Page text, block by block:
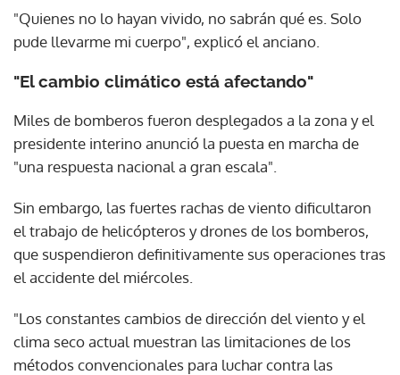
"Quienes no lo hayan vivido, no sabrán qué es. Solo
pude llevarme mi cuerpo", explicó el anciano.
"El cambio climático está afectando"
Miles de bomberos fueron desplegados a la zona y el
presidente interino anunció la puesta en marcha de
"una respuesta nacional a gran escala".
Sin embargo, las fuertes rachas de viento dificultaron
el trabajo de helicópteros y drones de los bomberos,
que suspendieron definitivamente sus operaciones tras
el accidente del miércoles.
"Los constantes cambios de dirección del viento y el
clima seco actual muestran las limitaciones de los
métodos convencionales para luchar contra las